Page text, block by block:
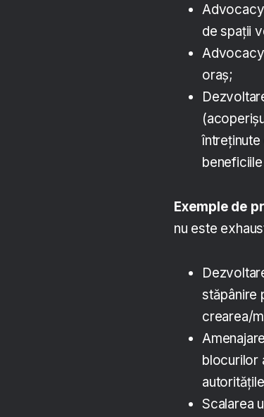
de spații
oraș;
Exemple de
nu este
stăpânire
crearea/
blocurilor
Scalarea